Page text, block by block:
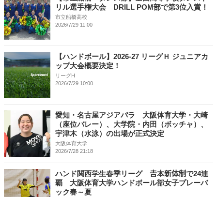
リル選手権大会 DRILL POM部で第3位入賞！
市立船橋高校
2026/7/29 11:00
【ハンドボール】2026-27 リーグＨ ジュニアカ
ップ大会概要決定！
リーグH
2026/7/29 10:00
愛知・名古屋アジアパラ 大阪体育大学・大崎
（座位バレー）、大学院・内田（ボッチャ）、
宇津木（水泳）の出場が正式決定
大阪体育大学
2026/7/28 21:18
ハンド関西学生春季リーグ 𠮷本新体制で24連
覇 大阪体育大学ハンドボール部女子プレーバ
ック春～夏